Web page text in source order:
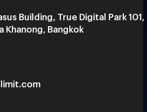
Building, True Digital Park 101,
Khanong, Bangkok